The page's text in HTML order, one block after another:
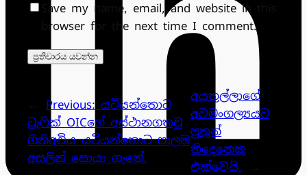
Save my name, email, and website in this
browser for the next time I comment.
Previous: යටියන්තොට
ට්‍රැෆික් OICගේ අස්ථානගතවූ
ගිනිඅවිය යටියන්තොට පාලම
අසලින් සොයා ගැනේ.
අයතුල්ලාගේ
අවමංගල්‍යයට
පුතුන්
තිදෙනෙකු
එක්වෙයි.